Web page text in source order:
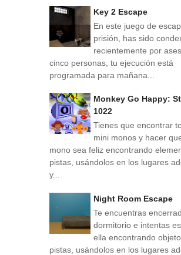
Key 2 Escape
En este juego de
prisión, has sido
recientemente por
cinco personas, tu ejecución está
programada para mañana...
Monkey Go Happy:
1022
Tienes que encontrar
mini monos y hacer
mono sea feliz encontrando
pistas, usándolos en los lugares
y...
Night Room Escape
Te encuentras
dormitorio e intentas
ella encontrando
pistas, usándolos en los lugares